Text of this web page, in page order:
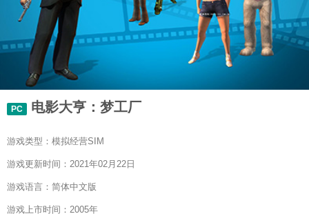
PC 电影大亨：梦工厂
游戏类型：模拟经营SIM
游戏更新时间：2021年02月22日
游戏语言：简体中文版
游戏上市时间：2005年